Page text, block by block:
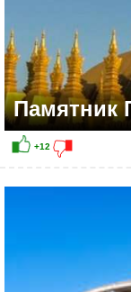
Памятник